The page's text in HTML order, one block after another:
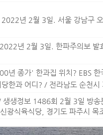
2022년 2월 3일. 서울 강남구
년 2월 3일. 한파주의보
년 종가' 한과집 위치? EBS
한과 어디? / 전라남도 순천시
생생정보 1486회 2월 3일 방
광식육식당, 경기도 파주시 목